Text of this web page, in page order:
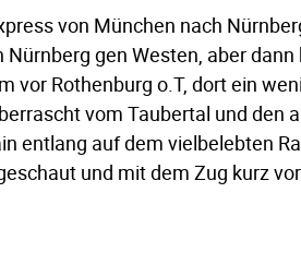
von München nach
gen Westen, aber
vor Rothenburg o.T, dort ein
vom Taubertal und den
entlang auf dem vielbelebten
und mit dem Zug kurz